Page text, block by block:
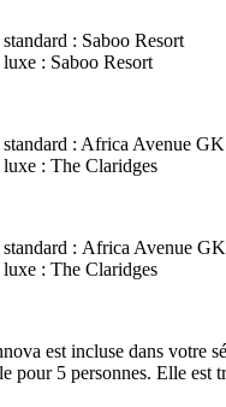
: Saboo Resort
: Saboo Resort
standard : Africa Avenue GK
: The Claridges
standard : Africa Avenue GK
: The Claridges
est incluse dans votre
pour 5 personnes. Elle est